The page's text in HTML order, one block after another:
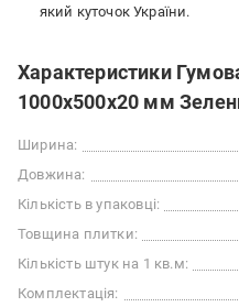
який куточок України.
Характеристики
1000х500х20 мм
Ширина:
Довжина:
Кількість в упаковці:
Товщина плитки:
Кількість штук на 1 кв.м:
Комплектація: